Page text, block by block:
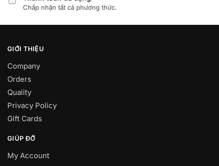
Chấp nhận tất cả phương thức.
GIỚI THIỆU
Company
Orders
Quality
Privacy Policy
Gift Cards
GIÚP ĐỠ
My Account